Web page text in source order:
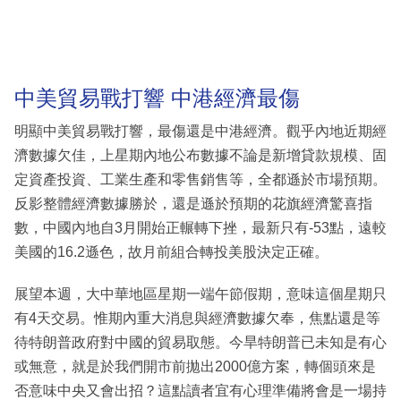
中美貿易戰打響 中港經濟最傷
明顯中美貿易戰打響，最傷還是中港經濟。觀乎內地近期經
濟數據欠佳，上星期內地公布數據不論是新增貸款規模、固
定資產投資、工業生產和零售銷售等，全都遜於市場預期。
反影整體經濟數據勝於，還是遜於預期的花旗經濟驚喜指
數，中國內地自3月開始正輾轉下挫，最新只有-53點，遠較
美國的16.2遜色，故月前組合轉投美股決定正確。
展望本週，大中華地區星期一端午節假期，意味這個星期只
有4天交易。惟期內重大消息與經濟數據欠奉，焦點還是等
待特朗普政府對中國的貿易取態。今旱特朗普已未知是有心
或無意，就是於我們開市前拋出2000億方案，轉個頭來是
否意味中央又會出招？這點讀者宜有心理準備將會是一場持